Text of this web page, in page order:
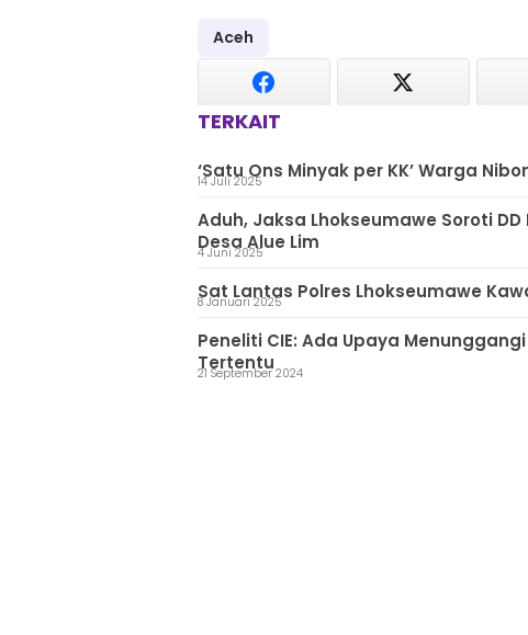
Aceh
TERKAIT
‘Satu Ons Minyak per KK’ Warga
14 Juli 2025
Aduh, Jaksa Lhokseumawe Soroti DD
Desa Alue Lim
4 Juni 2025
Sat Lantas Polres Lhokseumawe
8 Januari 2025
Peneliti CIE: Ada Upaya
Tertentu21 September 2024